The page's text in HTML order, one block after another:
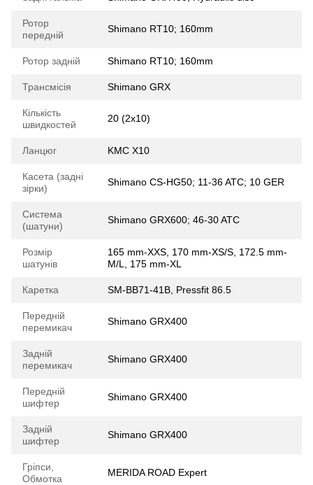
Ротор
передній
Shimano RT10; 160mm
Ротор задній Shimano RT10; 160mm
Трансмісія Shimano GRX
Кількість
швидкостей
20 (2x10)
Ланцюг KMC X10
Касета (задні
зірки)
Shimano CS-HG50; 11-36 ATC; 10 GER
Система
(шатуни)
Shimano GRX600; 46-30 ATC
Розмір
шатунів
165 mm-XXS, 170 mm-XS/S, 172.5 mm-
M/L, 175 mm-XL
Каретка SM-BB71-41B, Pressfit 86.5
Передній
перемикач
Shimano GRX400
Задній
перемикач
Shimano GRX400
Передній
шифтер
Shimano GRX400
Задній
шифтер
Shimano GRX400
Гріпси,
Обмотка
MERIDA ROAD Expert